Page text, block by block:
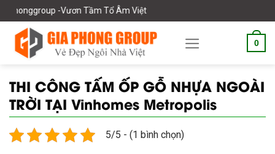
Skip
to
content
-Vươn Tầm Tổ Âm Việt
0
THI CÔNG TẤM ỐP GỖ NHỰA NGOÀI
TRỜI TẠI Vinhomes Metropolis
5/5 - (1 bình chọn)